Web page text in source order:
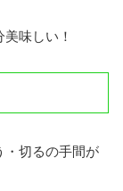
味しい！
・切るの手間が